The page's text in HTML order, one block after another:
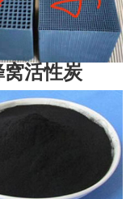
窝活性炭